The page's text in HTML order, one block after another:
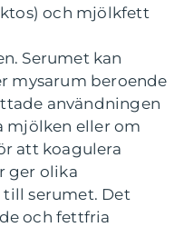
och mjölkfett
Serumet kan
mysarum beroende
användningen
mjölken eller om
att koagulera
ger olika
till serumet. Det
och fettfria